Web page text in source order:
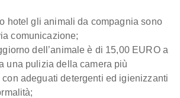
hotel gli animali da compagnia sono
comunicazione;
dell’animale è di 15,00 EURO a
una pulizia della camera più
adeguati detergenti ed igienizzanti